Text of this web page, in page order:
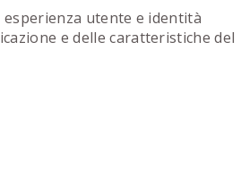
utente e identità
e delle caratteristiche del